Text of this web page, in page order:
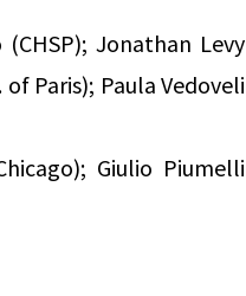
Jonathan Levy
Paris); Paula Vedoveli
Giulio Piumelli